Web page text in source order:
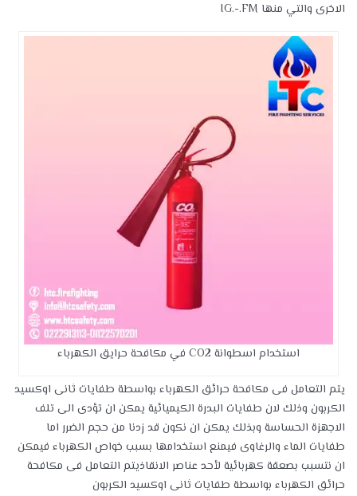
الاخرى والتي منها IG.-.FM
استخدام اسطوانة CO2 في مكافحة حرايق الكهرباء
يتم التعامل فى مكافحة حرائق الكهرباء بواسطة طفايات ثانى اوكسيد
الكربون وذلك لان طفايات البدرة الكيميائية يمكن ان تؤدى الى تلف
الاجهزة الحساسة وبذلك يمكن ان نكون قد زدنا من حجم الضرر اما
طفايات الماء والرغاوى فيمنع استخدامها بسبب خواص الكهرباء فيمكن
ان نتسبب بصعقة كهربائية لأحد عناصر الانقاذيتم التعامل فى مكافحة
حرائق الكهرباء بواسطة طفايات ثانى اوكسيد الكربون